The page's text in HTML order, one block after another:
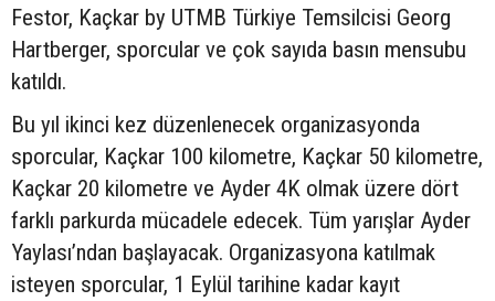
Festor, Kaçkar by UTMB Türkiye Temsilcisi Georg
Hartberger, sporcular ve çok sayıda basın mensubu
katıldı.
Bu yıl ikinci kez düzenlenecek organizasyonda
sporcular, Kaçkar 100 kilometre, Kaçkar 50 kilometre,
Kaçkar 20 kilometre ve Ayder 4K olmak üzere dört
farklı parkurda mücadele edecek. Tüm yarışlar Ayder
Yaylası’ndan başlayacak. Organizasyona katılmak
isteyen sporcular, 1 Eylül tarihine kadar kayıt